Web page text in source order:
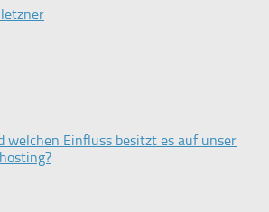
welchen Einfluss besitzt es auf unser